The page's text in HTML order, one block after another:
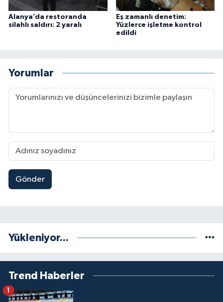
Alanya’da restoranda
silahlı saldırı: 2 yaralı
Eş zamanlı denetim:
Yüzlerce işletme kontrol
edildi
Yorumlar
Gönder
Yükleniyor...
Trend Haberler
1